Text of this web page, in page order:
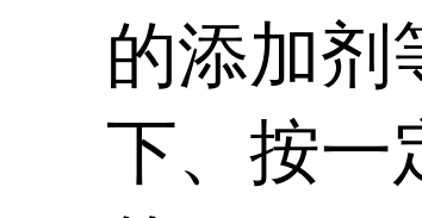
的添加剂
下、按一